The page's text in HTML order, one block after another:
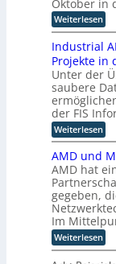
n
z
z
u
o
p
t
i
m
i
e
r
t
e
n
L
o
u
z
i
e
r
u
n
g
s
v
e
r
f
a
h
r
e
n
t
e
t
F
o
k
u
s
a
u
f
i
n
d
u
s
t
r
i
e
l
l
e
K
I
E
n
t
w
i
c
k
l
u
n
g
u
n
d
r
e
a
l
e
n
B
g
f
ü
r
h
u
m
a
n
o
i
d
R
o
b
o
t
i
k
u
n
Oktober in
Weiterlesen:
M
a
i
n
t
e
n
a
n
c
e
M
ü
n
c
h
e
n
e
r
w
Industrial
Projekte in
Unter der
saubere
der FIS
Weiterlesen:
I
n
d
u
s
t
r
i
a
l
A
AMD und
AMD hat
gegeben,
Im
Weiterlesen:
A
M